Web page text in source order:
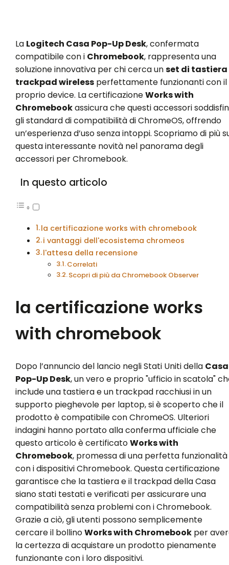
La Logitech Casa Pop-Up Desk, confermata
compatibile con i Chromebook, rappresenta una
soluzione innovativa per chi cerca unset di tastiera
trackpad wirelessperfettamente funzionanti con il
proprio device. La certificazioneWorks with
Chromebookassicura che questi accessori
gli standard di compatibilità di ChromeOS, offrendo
un’esperienza d’uso senza intoppi. Scopriamo di più
questa interessante novità nel panorama degli
accessori per Chromebook.
In questo articolo
la certificazione works with chromebook
i vantaggi dell'ecosistema chromeos
l'attesa della recensione
Correlati
Scopri di più da Chromebook Observer
la certificazione works
with chromebook
Dopo l’annuncio del lancio negli Stati Uniti della Casa
Pop-Up Desk, un vero e proprio "ufficio in scatola"
include una tastiera e un trackpad racchiusi in un
supporto pieghevole per laptop, si è scoperto che il
prodotto è compatibile con ChromeOS. Ulteriori
indagini hanno portato alla conferma ufficiale che
questo articolo è certificatoWorks with
Chromebook, promessa di una perfetta funzionalità
con i dispositivi Chromebook. Questa certificazione
garantisce che la tastiera e il trackpad della Casa
siano stati testati e verificati per assicurare una
compatibilità senza problemi con i Chromebook.
Grazie a ciò, gli utenti possono semplicemente
cercare il bollinoWorks with Chromebookper
la certezza di acquistare un prodotto pienamente
funzionante con i loro dispositivi.